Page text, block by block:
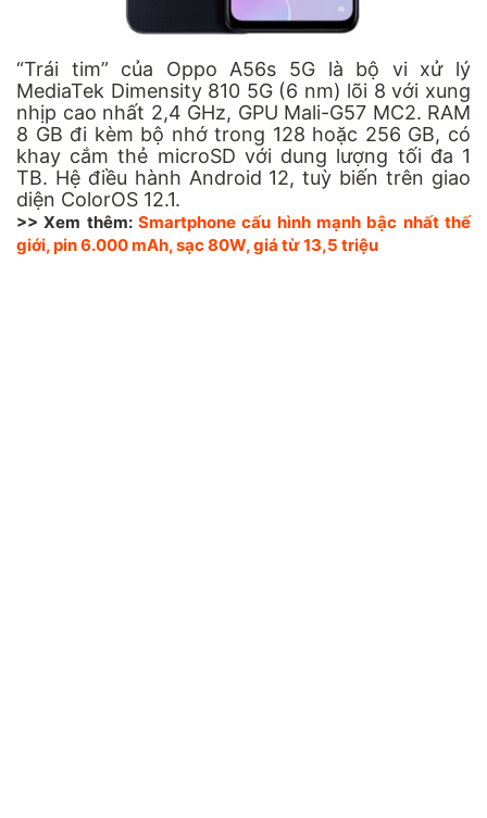
“Trái tim” của Oppo A56s 5G là bộ vi xử lý
MediaTek Dimensity 810 5G (6 nm) lõi 8 với xung
nhịp cao nhất 2,4 GHz, GPU Mali-G57 MC2. RAM
8 GB đi kèm bộ nhớ trong 128 hoặc 256 GB, có
khay cắm thẻ microSD với dung lượng tối đa 1
TB. Hệ điều hành Android 12, tuỳ biến trên giao
diện ColorOS 12.1.
>> Xem thêm: Smartphone cấu hình mạnh bậc nhất thế
giới, pin 6.000 mAh, sạc 80W, giá từ 13,5 triệu